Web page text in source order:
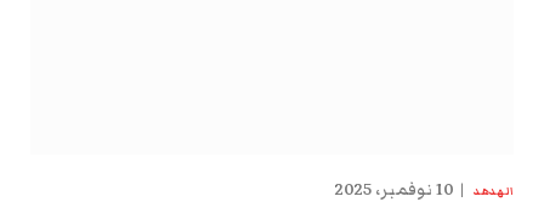
الهدهد 10 نوفمبر، 2025